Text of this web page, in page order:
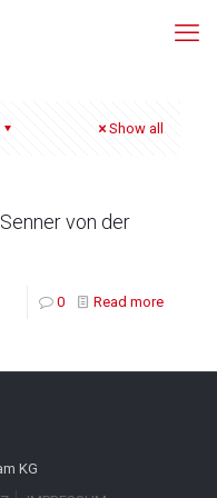
Show all
von der
0 Read more
KG